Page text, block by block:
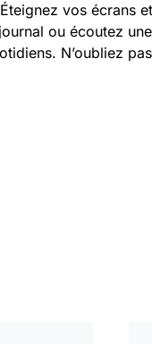
vos écrans
ou écoutez
N’oubliez